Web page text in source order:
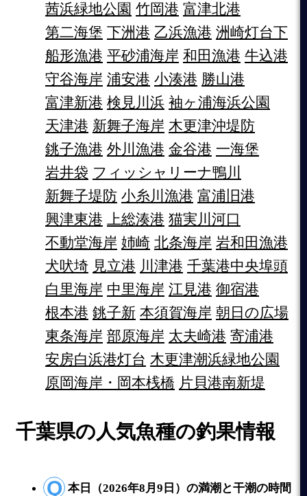
茜浜緑地公園 竹岡港 富津北港
第二海堡 下洲港 乙浜漁港 洲崎灯台下
船形漁港 平砂浦海岸 和田漁港 牛込港
守谷海岸 浦安港 小湊港 勝山港
富津新港 検見川浜 袖ヶ浦海浜公園
天津港 新舞子海岸 木更津沖堤防
銚子漁港 外川漁港 金谷港 一海堡
岩井袋 フィッシャリーナ鴨川
新舞子堤防 小糸川漁港 富浦旧港
興津東港
上総湊港 猫実川河口
不動堂海岸 姉崎 北条海岸 岩和田漁港
犬吠埼 見立港 川津港 千葉港中央埠頭
白里海岸 中里海岸 江見港 御宿港
根本港 銚子新 本須賀海岸 朝日の広場
東条海岸 部原海岸 太夫崎港 寄浦港
安房白浜港灯台 木更津潮浜緑地公園
原岡海岸・岡本桟橋 片貝港南新堤
千葉県の人気魚種の釣果情報
本日（2026年8月9日）の満潮と干潮の時間